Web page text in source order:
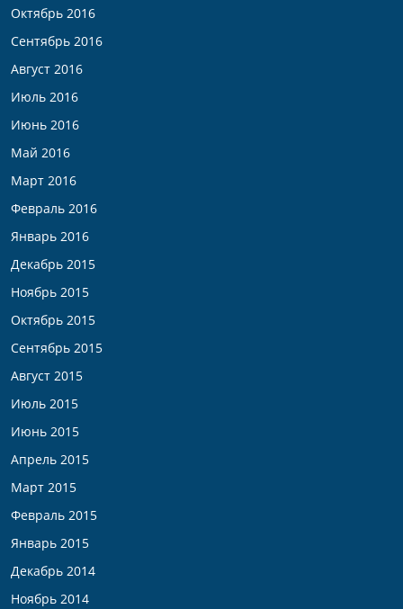
Октябрь 2016
Сентябрь 2016
Август 2016
Июль 2016
Июнь 2016
Май 2016
Март 2016
Февраль 2016
Январь 2016
Декабрь 2015
Ноябрь 2015
Октябрь 2015
Сентябрь 2015
Август 2015
Июль 2015
Июнь 2015
Апрель 2015
Март 2015
Февраль 2015
Январь 2015
Декабрь 2014
Ноябрь 2014